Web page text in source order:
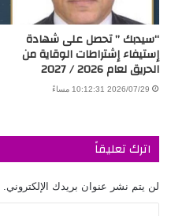
“سيدبك ” تحصل على شهادة
إستيفاء إشتراطات الوقاية من
الحريق لعام 2026 / 2027
2026/07/29 10:12:31 مساءً
اترك تعليقاً
لن يتم نشر عنوان بريدك الإلكتروني.